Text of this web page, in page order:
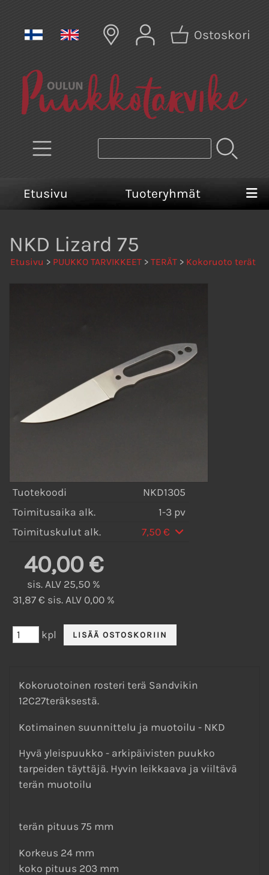
Ostoskori
Etusivu Tuoteryhmät
NKD Lizard 75
Etusivu > PUUKKO TARVIKKEET > TERÄT > Kokoruoto terät
Tuotekoodi
NKD1305
Toimitusaika alk.
1-3 pv
Toimituskulut alk.
7,50 €
40,00 €
sis. ALV 25,50 %
31,87 € sis. ALV 0,00 %
kpl
Kokoruotoinen rosteri terä Sandvikin
12C27teräksestä.
Kotimainen suunnittelu ja muotoilu - NKD
Hyvä yleispuukko - arkipäivisten puukko
tarpeiden täyttäjä. Hyvin leikkaava ja viiltävä
terän muotoilu
terän pituus 75 mm
Korkeus 24 mm
koko pituus 203 mm